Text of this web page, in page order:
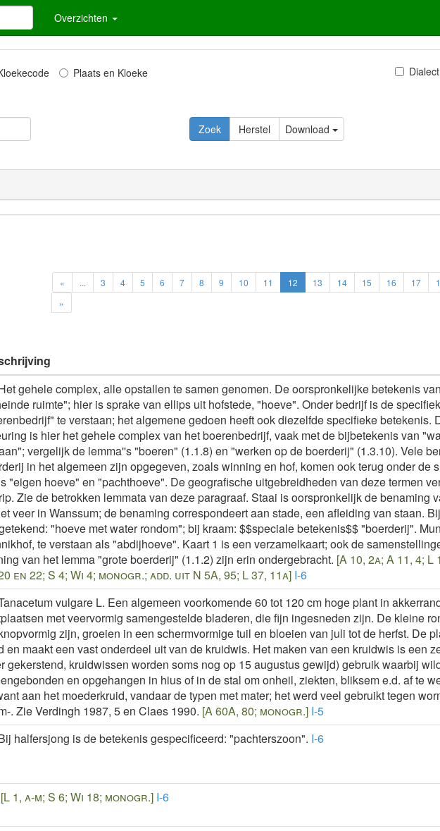
Overzichten
Plaats en Kloeke
Zoek Herstel Download
« ... 3 4 5 6 7 8 9 10 11 12 13 14 15 16 17
»
gehele complex, alle opstallen te samen genomen. De oorspronkelijke betekenis
ruimte"; hier is sprake van ellips uit hofstede, "hoeve". Onder bedrijf is de
te verstaan; het algemene gedoen heeft ook diezelfde specifieke betekenis.
is hier het gehele complex van het boerenbedrijf, vaak met de bijbetekenis van
vergelijk de lemma''s "boeren" (1.1.8) en "werken op de boerderij" (1.3.10). Vele
in het algemeen zijn opgegeven, zoals winning en hof, komen ook terug onder de
"eigen hoeve" en "pachthoeve". De geografische uitgebreidheden van deze termen
Zie de betrokken lemmata van deze paragraaf. Staai is oorspronkelijk de benaming
veer in Wanssum; de benaming correspondeert aan stade, een afleiding van staan.
"hoeve met water rondom"; bij kraam: $$speciale betekenis$$ "boerderij".
te verstaan als "abdijhoeve". Kaart 1 is een verzamelkaart; ook de
van het lemma "grote boerderij" (1.1.2) zijn erin ondergebracht. [A 10, 2a; A 11, 4; L
en 22; S 4; Wi 4; monogr.; add. uit N 5A, 95; L 37, 11a] I-6
vulgare L. Een algemeen voorkomende 60 tot 120 cm hoge plant in
met veervormig samengestelde bladeren, die fijn ingesneden zijn. De kleine
zijn, groeien in een schermvormige tuil en bloeien van juli tot de herfst. De
en maakt een vast onderdeel uit van de kruidwis. Het maken van een kruidwis is een
gekerstend, kruidwissen worden soms nog op 15 augustus gewijd) gebruik waarbij
en opgehangen in hius of in de stal om onheil, ziekten, bliksem e.d. af te
aan het moederkruid, vandaar de typen met mater; het werd veel gebruikt tegen
. Zie Verdingh 1987, 5 en Claes 1990. [A 60A, 80; monogr.] I-5
halfersjong is de betekenis gespecificeerd: "pachterszoon". I-6
[L 1, a-m; S 6; Wi 18; monogr.] I-6